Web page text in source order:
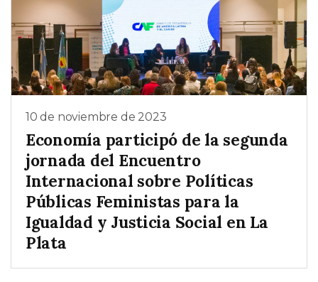
10 de noviembre de 2023
Economía participó de la segunda
jornada del Encuentro
Internacional sobre Políticas
Públicas Feministas para la
Igualdad y Justicia Social en La
Plata